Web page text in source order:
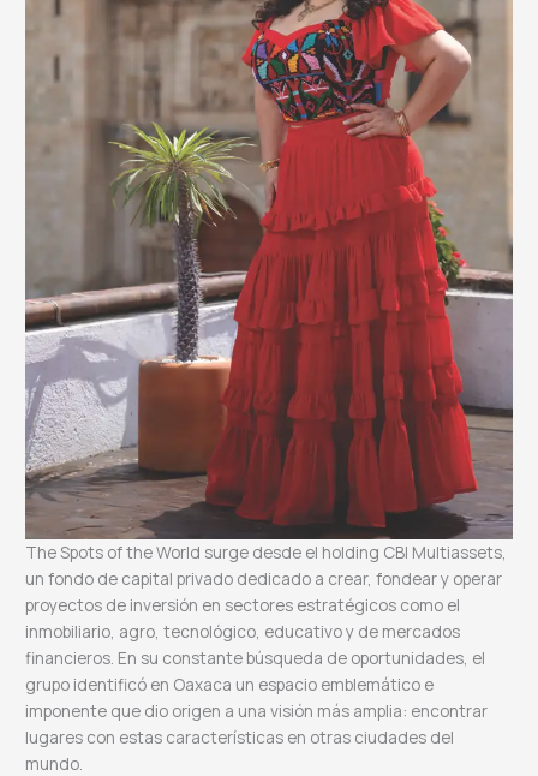
The Spots of the World surge desde el holding CBI Multiassets,
un fondo de capital privado dedicado a crear, fondear y operar
proyectos de inversión en sectores estratégicos como el
inmobiliario, agro, tecnológico, educativo y de mercados
financieros. En su constante búsqueda de oportunidades, el
grupo identificó en Oaxaca un espacio emblemático e
imponente que dio origen a una visión más amplia: encontrar
lugares con estas características en otras ciudades del
mundo.